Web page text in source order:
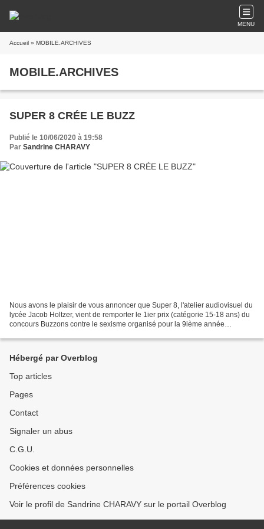
MENU
Accueil » MOBILE.ARCHIVES
MOBILE.ARCHIVES
SUPER 8 CRÉE LE BUZZ
Publié le 10/06/2020 à 19:58
Par Sandrine CHARAVY
Nous avons le plaisir de vous annoncer que Super 8, l'atelier audiovisuel du
lycée Jacob Holtzer, vient de remporter le 1ier prix (catégorie 15-18 ans) du
concours Buzzons contre le sexisme organisé pour la 9ième année
Hébergé par Overblog
Top articles
Pages
Contact
Signaler un abus
C.G.U.
Cookies et données personnelles
Préférences cookies
Voir le profil de Sandrine CHARAVY sur le portail Overblog